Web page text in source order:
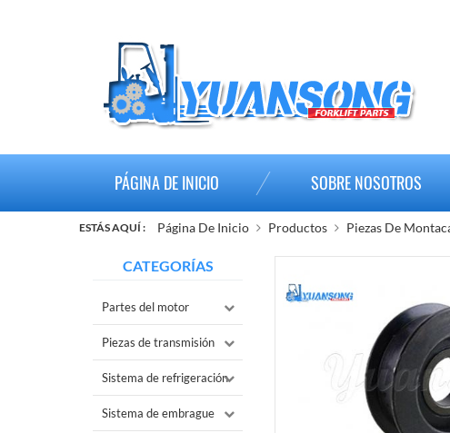
PÁGINA DE INICIO SOBRE NOSOTROS
ESTÁS AQUÍ : Página De Inicio Productos Piezas De
CATEGORÍAS
Partes del motor
Piezas de transmisión
Sistema de refrigeración
Sistema de embrague